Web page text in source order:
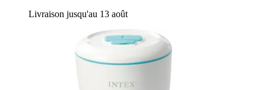
Livraison jusqu'au 13 août